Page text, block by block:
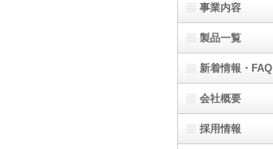
事業内容
製品一覧
新着情報・FAQ
会社概要
採用情報